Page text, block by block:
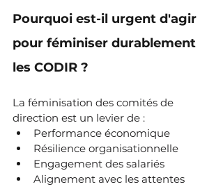
Pourquoi est-il urgent d'agir
pour féminiser durablement
les CODIR ?
La féminisation des comités de
direction est un levier de :
Performance économique
Résilience organisationnelle
Engagement des salariés
Alignement avec les attentes